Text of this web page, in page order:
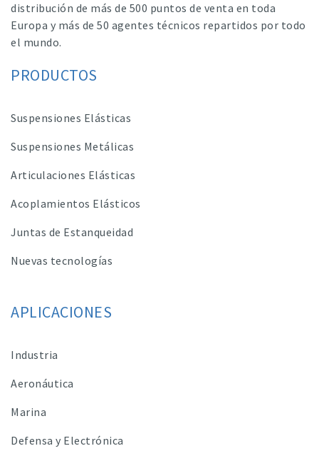
distribución de más de 500 puntos de venta en toda
Europa y más de 50 agentes técnicos repartidos por todo
el mundo.
PRODUCTOS
Suspensiones Elásticas
Suspensiones Metálicas
Articulaciones Elásticas
Acoplamientos Elásticos
Juntas de Estanqueidad
Nuevas tecnologías
APLICACIONES
Industria
Aeronáutica
Marina
Defensa y Electrónica